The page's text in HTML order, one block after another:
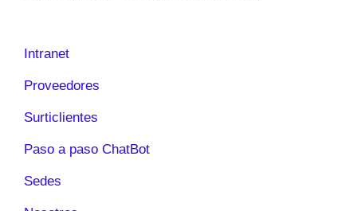
Intranet
Proveedores
Surticlientes
Paso a paso ChatBot
Sedes